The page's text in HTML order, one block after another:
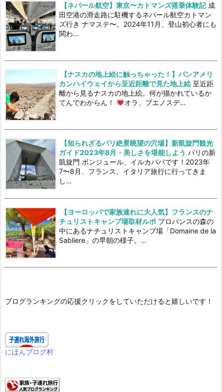
【ネパール航空】東京〜カトマンズ搭乗体験記 成
田空港の滑走路に駐機するネパール航空カトマン
ズ行き ナマステ〜。2024年11月、登山初心者にも
関わ...
【ナスカの地上絵に触っちゃった！】パンアメリ
カンハイウェイから至近距離で見た地上絵 至近距
離から見るナスカの地上絵。何が描かれているか
てんでわからん！
オラ、ブエノスデ...
【知られざるパリ絶景眺望の穴場】新凱旋門観光
ガイド2023年8月・美しさを堪能しよう パリの新
凱旋門 ボンジュール、イルカパパです！2023年
7〜8月、フランス、イタリア旅行に行ってきま
し...
【ヨーロッパで家族連れに大人気】フランスのナ
チュリストキャンプ場取材ルポ プロバンスの森の
中にあるナチュリストキャンプ場「Domaine de la
Sabliere」の早朝の様子。...
ブログランキングの応援クリックをしていただけると嬉しいです！
にほんブログ村